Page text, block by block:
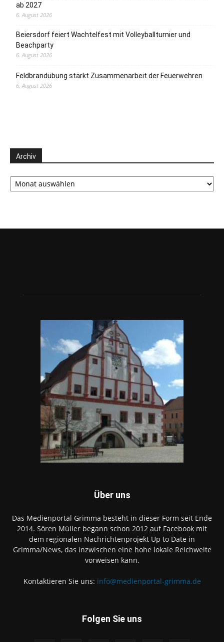
ab 2027
6. August 2026
Beiersdorf feiert Wachtelfest mit Volleyballturnier und
Beachparty
6. August 2026
Feldbrandübung stärkt Zusammenarbeit der Feuerwehren
6. August 2026
Archiv
Archiv
Über uns
Das Medienportal Grimma besteht in dieser Form seit Ende
2014. Sören Müller begann schon 2012 auf Facebook mit
dem regionalen Nachrichtenprojekt Up to Date in
Grimma/News, das inzwischen eine hohe lokale Reichweite
vorweisen kann.
Kontaktieren Sie uns: info@medienportal-grimma.de
Folgen Sie uns